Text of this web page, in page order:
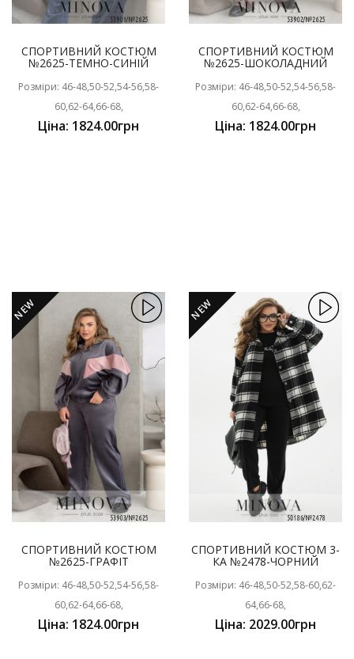
СПОРТИВНИЙ КОСТЮМ
№2625-ТЕМНО-СИНІЙ
Розміри: 46-48,50-52,54-56,58-
60,62-64,66-68,
Ціна: 1824.00грн
СПОРТИВНИЙ КОСТЮМ
№2625-ШОКОЛАДНИЙ
Розміри: 46-48,50-52,54-56,58-
60,62-64,66-68,
Ціна: 1824.00грн
NEW
СПОРТИВНИЙ КОСТЮМ
№2625-ГРАФІТ
Розміри: 46-48,50-52,54-56,58-
60,62-64,66-68,
Ціна: 1824.00грн
NEW
СПОРТИВНИЙ КОСТЮМ 3-
КА №2478-ЧОРНИЙ
Розміри: 46-48,50-52,58-60,62-
64,66-68,
Ціна: 2029.00грн